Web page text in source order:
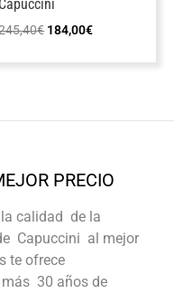
Capuccini
€ El
original
184,00€El
actual
PRECIO
calidad de la
Capuccini al mejor
te ofrece
30 años de